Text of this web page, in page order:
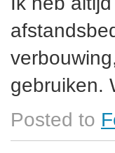
gebruiken.
Posted to